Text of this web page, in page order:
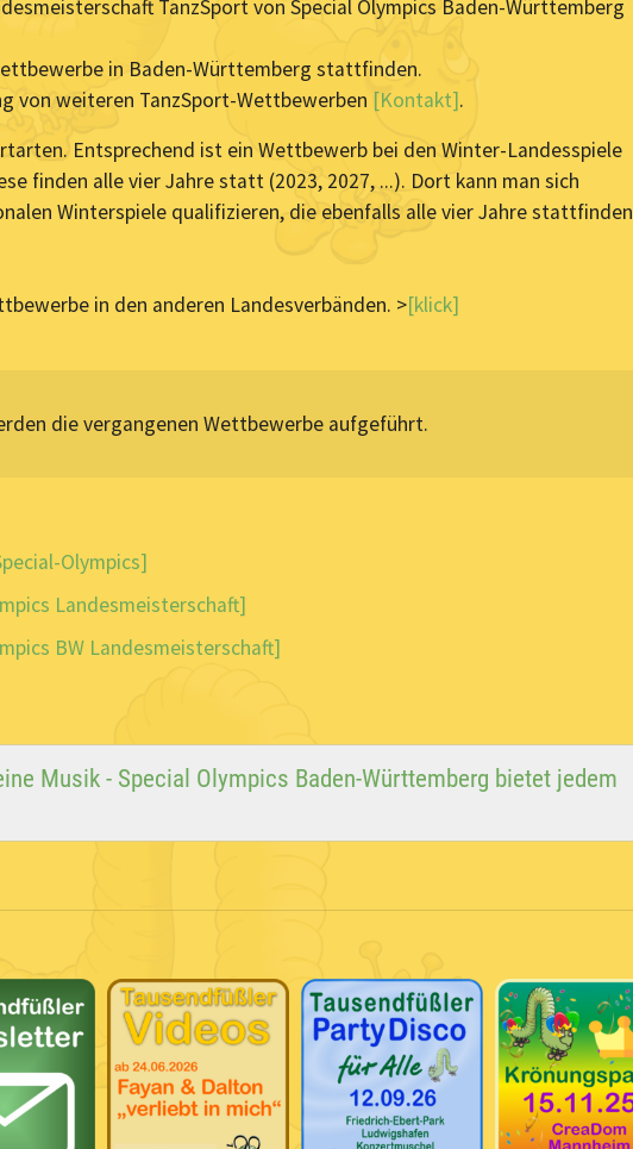
TanzSport von Special Olympics Baden-Württemberg
in Baden-Württemberg stattfinden.
von weiteren TanzSport-Wettbewerben [Kontakt].
Entsprechend ist ein Wettbewerb bei den Winter-Landesspiele
finden alle vier Jahre statt (2023, 2027, ...). Dort kann man sich
Winterspiele qualifizieren, die ebenfalls alle vier Jahre stattfinden
in den anderen Landesverbänden. >[klick]
die vergangenen Wettbewerbe aufgeführt.
Olympics]
Landesmeisterschaft]
BW Landesmeisterschaft]
Musik - Special Olympics Baden-Württemberg bietet jedem